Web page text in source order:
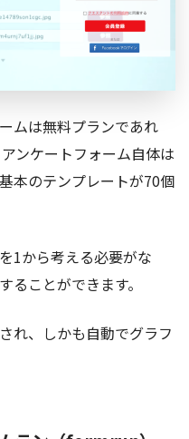
ムは無料プランであれ
ンケートフォーム自体は
本のテンプレートが70個
1から考える必要がな
ることができます。
れ、しかも自動でグラフ